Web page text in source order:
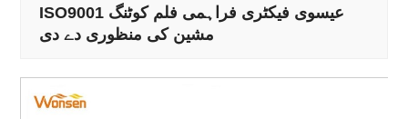
ISO9001 عیسوی فیکٹری فراہمی فلم کوٹنگ
مشین کی منظوری دے دی